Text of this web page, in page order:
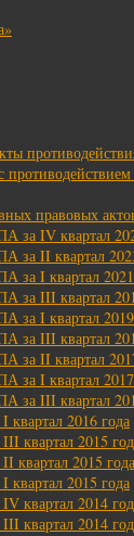
правовых
за IV квартал
за II квартал
за I квартал
за III квартал
за I квартал
за III квартал
за II квартал
за I квартал
за III квартал
квартал 2016 года
квартал 2015
квартал 2015 года
квартал 2015 года
квартал 2014
квартал 2014